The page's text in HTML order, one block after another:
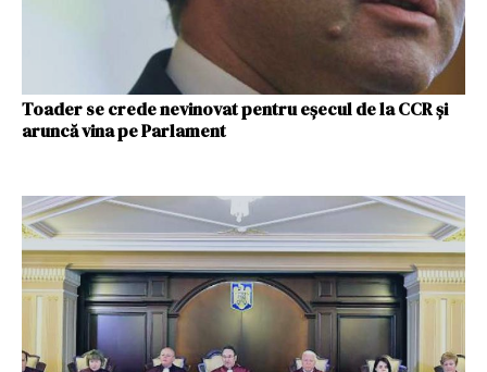
Toader se crede nevinovat pentru eșecul de la CCR și
aruncă vina pe Parlament